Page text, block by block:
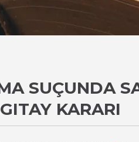
SUÇUNDA
KARARI